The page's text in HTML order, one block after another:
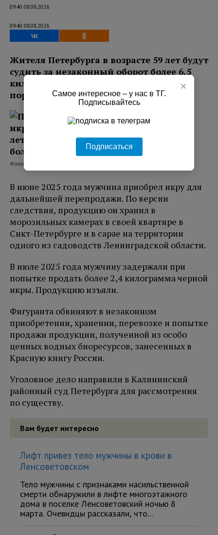
09:40 08.08.2026
09:40 08.08.2026
Жителя Петербурга в возрасте 59 лет будут
судить за незаконный оборот более 6,5
килограмма черной икры осетровых
пород.
Фото: max_ru/id7826661945_gos/AZ_bCwqgVU0
В июне 2025 года мужчина приобрел икру для
дальнейшей перепродажи. По версии
следствия, продукцию он хранил в
морозильных камерах в своей квартире в
Снкт-Петербурге и в сарае на территории
одного из садоводств Ленинградской области.
В июле 2025 года мужчину задержали при
попытке продать более 2,4 килограмма черной
икры. Продукцию изъяли.
Фигуранта обвиняют в незаконном
приобретении, хранении, перевозке и попытке
продажи продукции, полученной из особо
ценных водных биоресурсов, занесенных в
Красную книгу России.
Уголовное дело направили в Калининский
районный суд Петербурга для рассмотрения
по существу.
Вам будет интересно
Лифт привез тело мужчины в крови в
Ленсоветовском
Тело мужчины с признаками насильственной
смерти обнаружили в лифте многоэтажного
дома в поселке Ленсоветовский ночью 8
марта. Очевидцы рассказали, что...
×
Самое интересное – у нас в ТГ.
Подписывайтесь
Подписаться